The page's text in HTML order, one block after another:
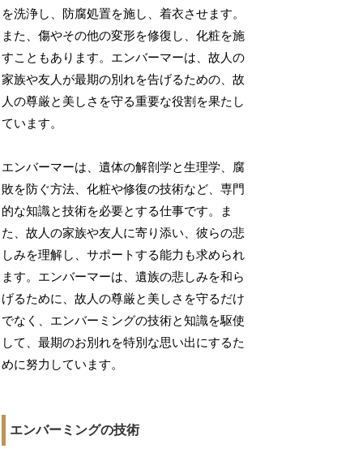
を洗浄し、防腐処置を施し、着衣させます。
また、傷やその他の変形を修復し、化粧を施
すこともあります。エンバーマーは、故人の
家族や友人が最期の別れを告げるための、故
人の尊厳と美しさを守る重要な役割を果たし
ています。
エンバーマーは、遺体の解剖学と生理学、腐
敗を防ぐ方法、化粧や修復の技術など、専門
的な知識と技術を必要とする仕事です。ま
た、故人の家族や友人に寄り添い、彼らの悲
しみを理解し、サポートする能力も求められ
ます。エンバーマーは、遺族の悲しみを和ら
げるために、故人の尊厳と美しさを守るだけ
でなく、エンバーミングの技術と知識を駆使
して、最期のお別れを特別な思い出にするた
めに努力しています。
エンバーミングの技術